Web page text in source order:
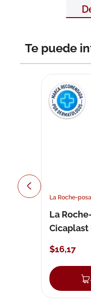
Te puede
La Roche-
La
Cicaplast
$16,17